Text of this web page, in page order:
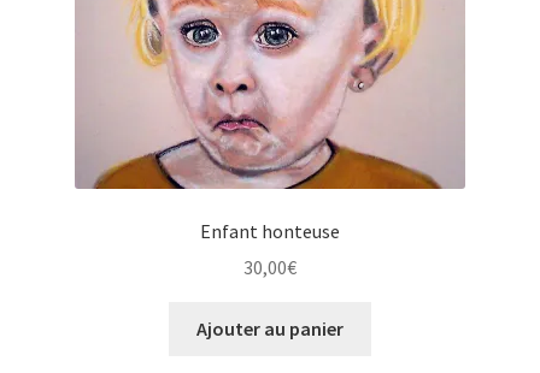
Enfant honteuse
30,00€
Ajouter au panier